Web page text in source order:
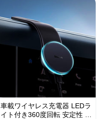
車載ワイヤレス充電器 LEDラ
イト付き360度回転 安定性 粘